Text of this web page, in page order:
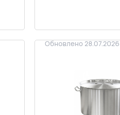
Обновлено 28.07.2026